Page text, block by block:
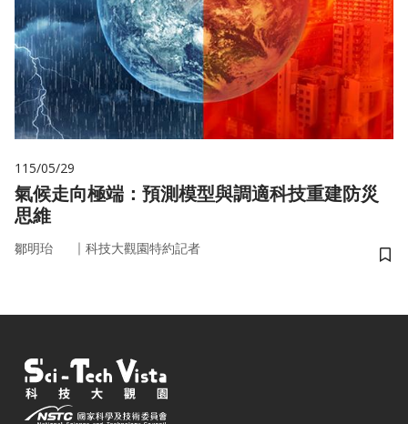
115/05/29
氣候走向極端：預測模型與調適科技重建防災
思維
鄒明珆 ｜ 科技大觀園特約記者
儲